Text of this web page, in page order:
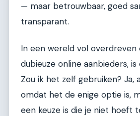
— maar betrouwbaar, goed
transparant.
In een wereld vol overdreven
dubieuze online aanbieders,
Zou ik het zelf gebruiken? Ja,
omdat het de enige optie is,
een keuze is die je niet hoeft